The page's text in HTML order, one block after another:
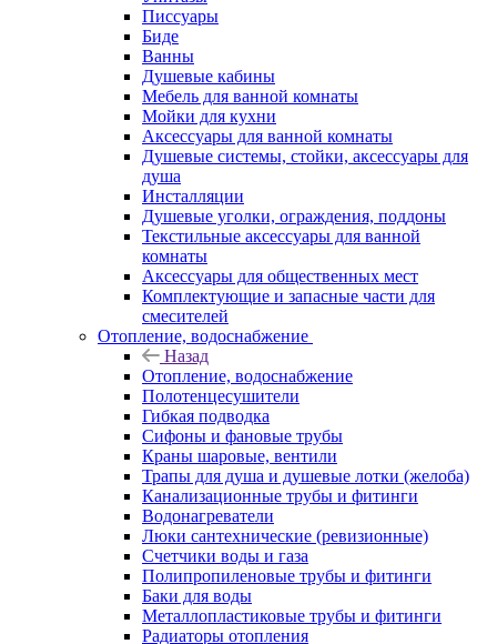
Писсуары
Биде
Ванны
Душевые кабины
Мебель для ванной комнаты
Мойки для кухни
Аксессуары для ванной комнаты
Душевые системы, стойки, аксессуары для
душа
Инсталляции
Душевые уголки, ограждения, поддоны
Текстильные аксессуары для ванной
комнаты
Аксессуары для общественных мест
Комплектующие и запасные части для
смесителей
Отопление, водоснабжение
Назад
Отопление, водоснабжение
Полотенцесушители
Гибкая подводка
Сифоны и фановые трубы
Краны шаровые, вентили
Трапы для душа и душевые лотки (желоба)
Канализационные трубы и фитинги
Водонагреватели
Люки сантехнические (ревизионные)
Счетчики воды и газа
Полипропиленовые трубы и фитинги
Баки для воды
Металлопластиковые трубы и фитинги
Радиаторы отопления